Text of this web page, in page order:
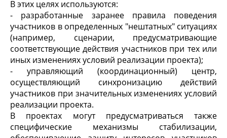
В этих целях используются:
- разработанные заранее правила поведения
участников в определенных "нештатных" ситуациях
(например, сценарии, предусматривающие
соответствующие действия участников при тех или
иных изменениях условий реализации проекта);
- управляющий (координационный) центр,
осуществляющий синхронизацию действий
участников при значительных изменениях условий
реализации проекта.
В проектах могут предусматриваться также
специфические механизмы стабилизации,